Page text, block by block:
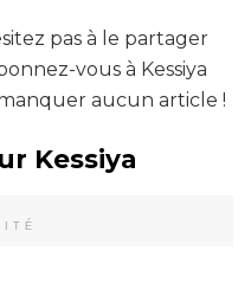
pas à le partager
vous à Kessiya
aucun article !
Kessiya